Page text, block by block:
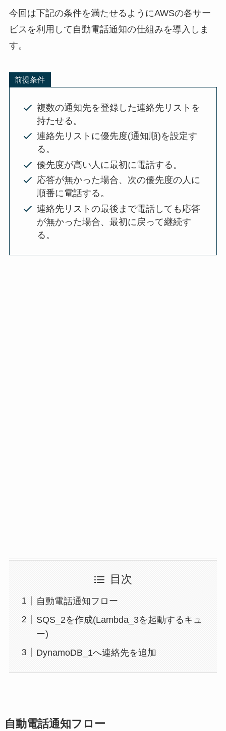
今回は下記の条件を満たせるようにAWSの各サー
ビスを利用して自動電話通知の仕組みを導入しま
す。
前提条件
複数の通知先を登録した連絡先リストを
持たせる。
連絡先リストに優先度(通知順)を設定す
る。
優先度が高い人に最初に電話する。
応答が無かった場合、次の優先度の人に
順番に電話する。
連絡先リストの最後まで電話しても応答
が無かった場合、最初に戻って継続す
る。
目次
自動電話通知フロー
SQS_2を作成(Lambda_3を起動するキュ
ー)
DynamoDB_1へ連絡先を追加
自動電話通知フロー